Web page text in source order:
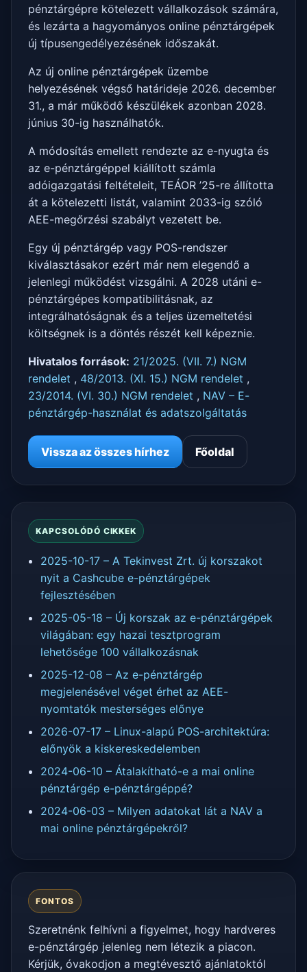
pénztárgépre kötelezett vállalkozások számára,
és lezárta a hagyományos online pénztárgépek
új típusengedélyezésének időszakát.
Az új online pénztárgépek üzembe
helyezésének végső határideje 2026. december
31., a már működő készülékek azonban 2028.
június 30-ig használhatók.
A módosítás emellett rendezte az e-nyugta és
az e-pénztárgéppel kiállított számla
adóigazgatási feltételeit, TEÁOR ’25-re állította
át a kötelezetti listát, valamint 2033-ig szóló
AEE-megőrzési szabályt vezetett be.
Egy új pénztárgép vagy POS-rendszer
kiválasztásakor ezért már nem elegendő a
jelenlegi működést vizsgálni. A 2028 utáni e-
pénztárgépes kompatibilitásnak, az
integrálhatóságnak és a teljes üzemeltetési
költségnek is a döntés részét kell képeznie.
Hivatalos források: 21/2025. (VII. 7.) NGM
rendelet , 48/2013. (XI. 15.) NGM rendelet ,
23/2014. (VI. 30.) NGM rendelet , NAV – E-
pénztárgép-használat és adatszolgáltatás
Vissza az összes hírhez Főoldal
KAPCSOLÓDÓ CIKKEK
2025-10-17 – A Tekinvest Zrt. új korszakot
nyit a Cashcube e-pénztárgépek
fejlesztésében
2025-05-18 – Új korszak az e-pénztárgépek
világában: egy hazai tesztprogram
lehetősége 100 vállalkozásnak
2025-12-08 – Az e-pénztárgép
megjelenésével véget érhet az AEE-
nyomtatók mesterséges előnye
2026-07-17 – Linux-alapú POS-architektúra:
előnyök a kiskereskedelemben
2024-06-10 – Átalakítható-e a mai online
pénztárgép e-pénztárgéppé?
2024-06-03 – Milyen adatokat lát a NAV a
mai online pénztárgépekről?
FONTOS
Szeretnénk felhívni a figyelmet, hogy hardveres
e-pénztárgép jelenleg nem létezik a piacon.
Kérjük, óvakodjon a megtévesztő ajánlatoktól